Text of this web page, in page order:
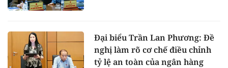
Đại biểu Trần Lan Phương: Đề
nghị làm rõ cơ chế điều chỉnh
tỷ lệ an toàn của ngân hàng